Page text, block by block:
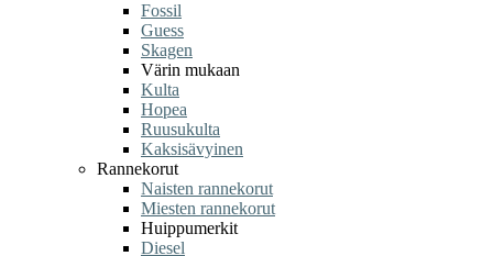
Fossil
Guess
Skagen
Värin mukaan
Kulta
Hopea
Ruusukulta
Kaksisävyinen
Rannekorut
Naisten rannekorut
Miesten rannekorut
Huippumerkit
Diesel